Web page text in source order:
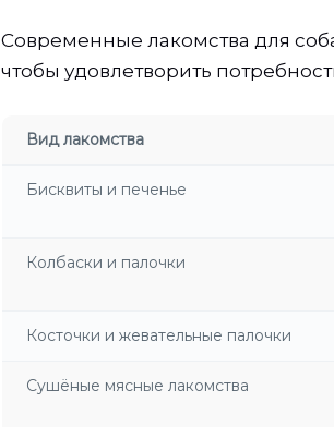
Современные лакомства для
чтобы удовлетворить
Вид лакомства
Бисквиты и печенье
Колбаски и палочки
Косточки и жевательные палочки
Сушёные мясные лакомства